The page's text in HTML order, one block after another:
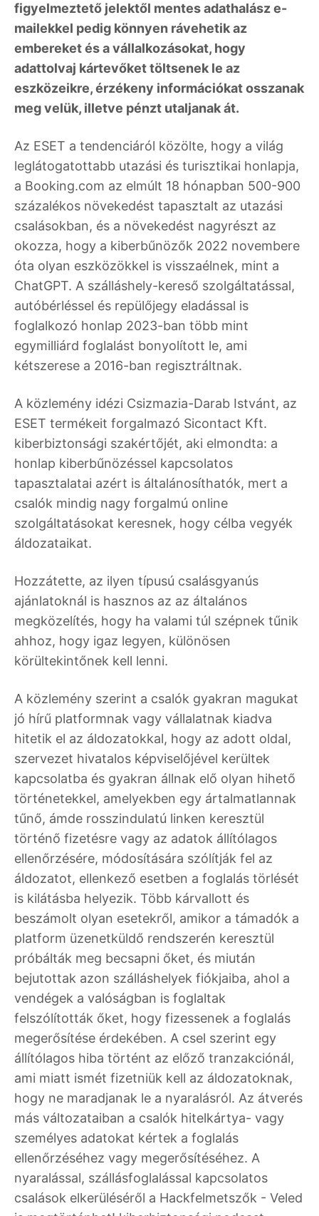
figyelmeztető jelektől mentes adathalász e-
mailekkel pedig könnyen rávehetik az
embereket és a vállalkozásokat, hogy
adattolvaj kártevőket töltsenek le az
eszközeikre, érzékeny információkat osszanak
meg velük, illetve pénzt utaljanak át.
Az ESET a tendenciáról közölte, hogy a világ
leglátogatottabb utazási és turisztikai honlapja,
a Booking.com az elmúlt 18 hónapban 500-900
százalékos növekedést tapasztalt az utazási
csalásokban, és a növekedést nagyrészt az
okozza, hogy a kiberbűnözők 2022 novembere
óta olyan eszközökkel is visszaélnek, mint a
ChatGPT. A szálláshely-kereső szolgáltatással,
autóbérléssel és repülőjegy eladással is
foglalkozó honlap 2023-ban több mint
egymilliárd foglalást bonyolított le, ami
kétszerese a 2016-ban regisztráltnak.
A közlemény idézi Csizmazia-Darab Istvánt, az
ESET termékeit forgalmazó Sicontact Kft.
kiberbiztonsági szakértőjét, aki elmondta: a
honlap kiberbűnözéssel kapcsolatos
tapasztalatai azért is általánosíthatók, mert a
csalók mindig nagy forgalmú online
szolgáltatásokat keresnek, hogy célba vegyék
áldozataikat.
Hozzátette, az ilyen típusú csalásgyanús
ajánlatoknál is hasznos az az általános
megközelítés, hogy ha valami túl szépnek tűnik
ahhoz, hogy igaz legyen, különösen
körültekintőnek kell lenni.
A közlemény szerint a csalók gyakran magukat
jó hírű platformnak vagy vállalatnak kiadva
hitetik el az áldozatokkal, hogy az adott oldal,
szervezet hivatalos képviselőjével kerültek
kapcsolatba és gyakran állnak elő olyan hihető
történetekkel, amelyekben egy ártalmatlannak
tűnő, ámde rosszindulatú linken keresztül
történő fizetésre vagy az adatok állítólagos
ellenőrzésére, módosítására szólítják fel az
áldozatot, ellenkező esetben a foglalás törlését
is kilátásba helyezik. Több kárvallott és
beszámolt olyan esetekről, amikor a támadók a
platform üzenetküldő rendszerén keresztül
próbálták meg becsapni őket, és miután
bejutottak azon szálláshelyek fiókjaiba, ahol a
vendégek a valóságban is foglaltak
felszólították őket, hogy fizessenek a foglalás
megerősítése érdekében. A csel szerint egy
állítólagos hiba történt az előző tranzakciónál,
ami miatt ismét fizetniük kell az áldozatoknak,
hogy ne maradjanak le a nyaralásról. Az átverés
más változataiban a csalók hitelkártya- vagy
személyes adatokat kértek a foglalás
ellenőrzéséhez vagy megerősítéséhez. A
nyaralással, szállásfoglalással kapcsolatos
csalások elkerüléséről a Hackfelmetszők - Veled